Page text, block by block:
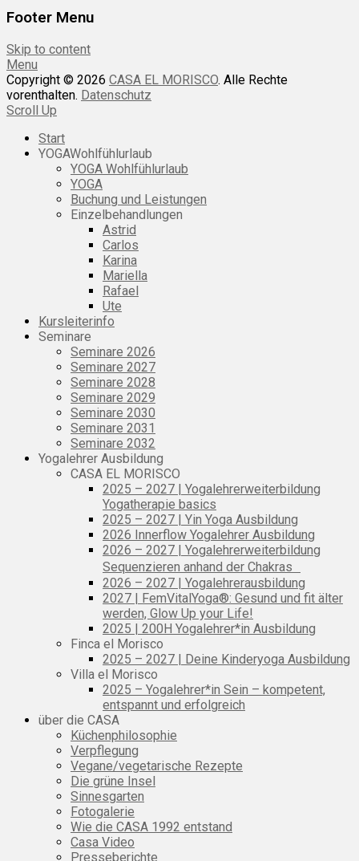
Footer Menu
Skip to content
Menu
Copyright © 2026 CASA EL MORISCO. Alle Rechte
vorenthalten. Datenschutz
Scroll Up
Start
YOGAWohlfühlurlaub
YOGA Wohlfühlurlaub
YOGA
Buchung und Leistungen
Einzelbehandlungen
Astrid
Carlos
Karina
Mariella
Rafael
Ute
Kursleiterinfo
Seminare
Seminare 2026
Seminare 2027
Seminare 2028
Seminare 2029
Seminare 2030
Seminare 2031
Seminare 2032
Yogalehrer Ausbildung
CASA EL MORISCO
2025 – 2027 | Yogalehrerweiterbildung
Yogatherapie basics
2025 – 2027 | Yin Yoga Ausbildung
2026 Innerflow Yogalehrer Ausbildung
2026 – 2027 | Yogalehrerweiterbildung
Sequenzieren anhand der Chakras
2026 – 2027 | Yogalehrerausbildung
2027 | FemVitalYoga®: Gesund und fit älter
werden, Glow Up your Life!
2025 | 200H Yogalehrer*in Ausbildung
Finca el Morisco
2025 – 2027 | Deine Kinderyoga Ausbildung
Villa el Morisco
2025 – Yogalehrer*in Sein – kompetent,
entspannt und erfolgreich
über die CASA
Küchenphilosophie
Verpflegung
Vegane/vegetarische Rezepte
Die grüne Insel
Sinnesgarten
Fotogalerie
Wie die CASA 1992 entstand
Casa Video
Presseberichte